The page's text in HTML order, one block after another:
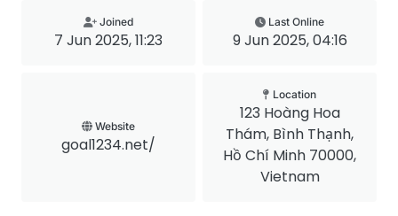
Joined
7 Jun 2025, 11:23
Last Online
9 Jun 2025, 04:16
Website
goal1234.net/
Location
123 Hoàng Hoa
Thám, Bình Thạnh,
Hồ Chí Minh 70000,
Vietnam